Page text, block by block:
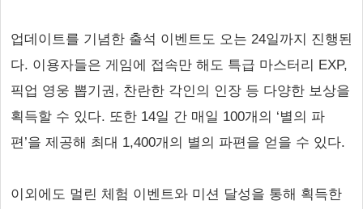
업데이트를 기념한 출석 이벤트도 오는 24일까지 진행된
다. 이용자들은 게임에 접속만 해도 특급 마스터리 EXP,
픽업 영웅 뽑기권, 찬란한 각인의 인장 등 다양한 보상을
획득할 수 있다. 또한 14일 간 매일 100개의 ‘별의 파
편’을 제공해 최대 1,400개의 별의 파편을 얻을 수 있다.
이외에도 멀린 체험 이벤트와 미션 달성을 통해 획득한